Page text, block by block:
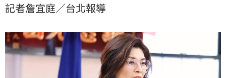
習近平接觸是否可能削弱對中國的嚇阻能力？鄭麗文表
記者詹宜庭／台北報導